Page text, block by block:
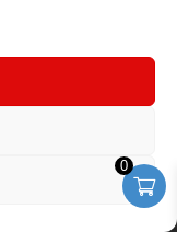
0